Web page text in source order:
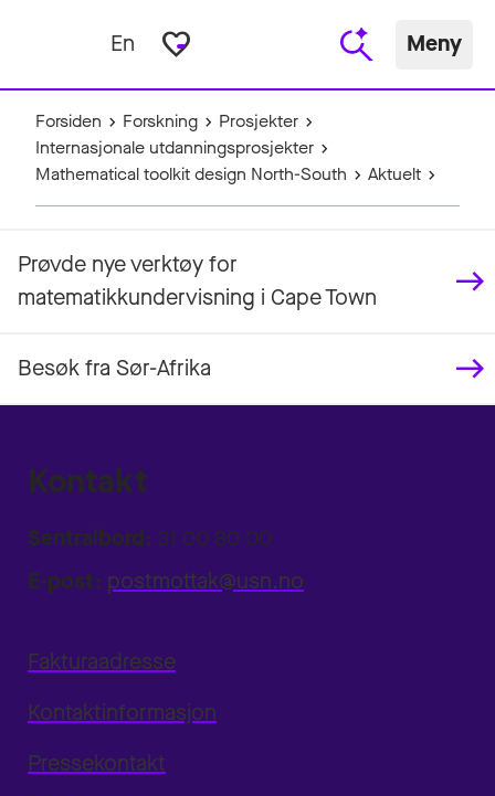
En favorite_border Meny
Forsiden Forskning
Prosjekter
Internasjonale utdanningsprosjekter
Mathematical toolkit design North-South
Aktuelt
Prøvde nye verktøy for
matematikkundervisning i Cape Town
Besøk fra Sør-Afrika
Kontakt
Sentralbord: 31 00 80 00
E-post: postmottak@usn.no
Fakturaadresse
Kontaktinformasjon
Pressekontakt